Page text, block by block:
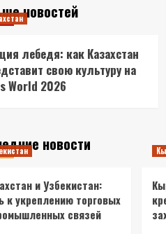
новостей
лебедя: как Казахстан
свою культуру на
World 2026
новости
и Узбекистан:
к укреплению торговых
связей